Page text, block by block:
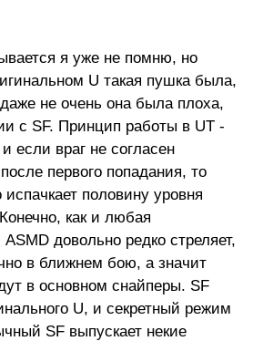
я уже не помню, но
U такая пушка была,
не очень она была плоха,
с SF. Принцип работы в UT -
если враг не согласен
первого попадания, то
испачкает половину уровня
как и любая
довольно редко стреляет,
в ближнем бою, а значит
в основном снайперы. SF
U, и секретный режим
SF выпускает некие